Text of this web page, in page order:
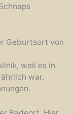
Geburtsort von
weil es in
war.